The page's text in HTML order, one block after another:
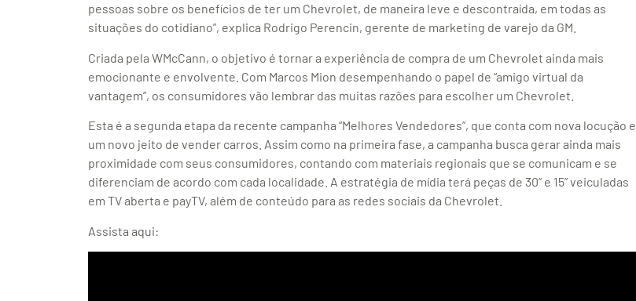
pessoas sobre os benefícios de ter um Chevrolet, de maneira leve e descontraída, em todas as
situações do cotidiano”, explica Rodrigo Perencin, gerente de marketing de varejo da GM.
Criada pela WMcCann, o objetivo é tornar a experiência de compra de um Chevrolet ainda mais
emocionante e envolvente. Com Marcos Mion desempenhando o papel de “amigo virtual da
vantagem”, os consumidores vão lembrar das muitas razões para escolher um Chevrolet.
Esta é a segunda etapa da recente campanha “Melhores Vendedores”, que conta com nova locução e
um novo jeito de vender carros. Assim como na primeira fase, a campanha busca gerar ainda mais
proximidade com seus consumidores, contando com materiais regionais que se comunicam e se
diferenciam de acordo com cada localidade. A estratégia de mídia terá peças de 30” e 15” veiculadas
em TV aberta e payTV, além de conteúdo para as redes sociais da Chevrolet.
Assista aqui: